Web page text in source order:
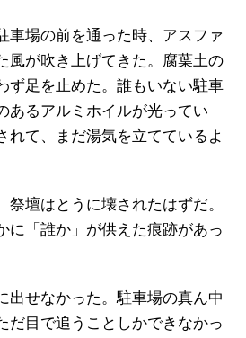
車場の前を通った時、アスファ
風が吹き上げてきた。腐葉土の
ず足を止めた。誰もいない駐車
あるアルミホイルが光ってい
れて、まだ湯気を立てているよ
祭壇はとうに壊されたはずだ。
に「誰か」が供えた痕跡があっ
出せなかった。駐車場の真ん中
だ目で追うことしかできなかっ